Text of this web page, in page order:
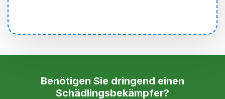
Benötigen Sie dringend einen
Schädlingsbekämpfer?